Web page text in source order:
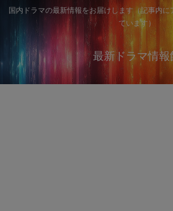
国内ドラマの最新情報をお届けします（記事内
ています）
最新ドラマ情報